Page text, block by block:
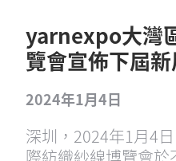
yarnexpo大灣
覽會宣佈下屆
2024年1月4日
深圳，2024年1月4